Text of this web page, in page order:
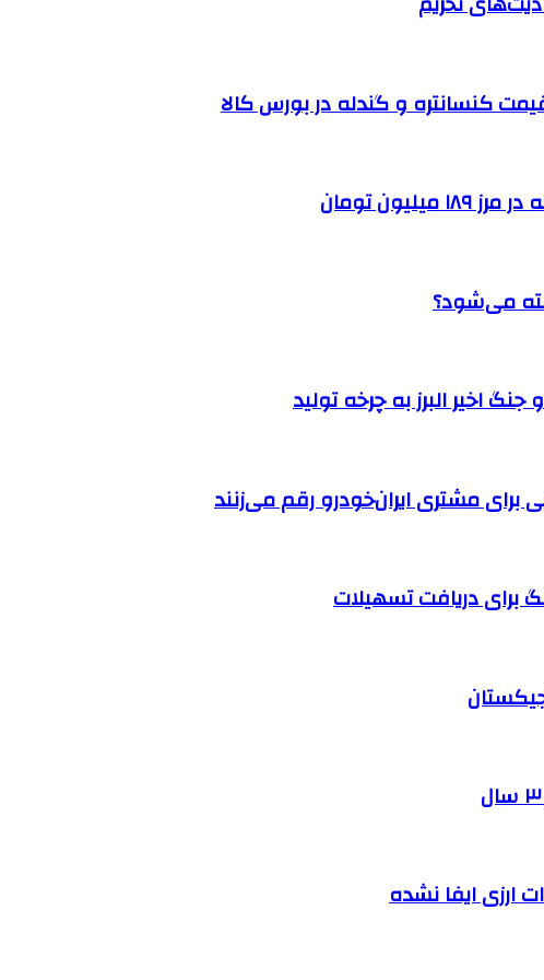
کنسانتره و گندله در بورس کالا
تومان
می‌شود؟
مشتری ایران‌خودرو رقم می‌زنند
ارزی ایفا نشده